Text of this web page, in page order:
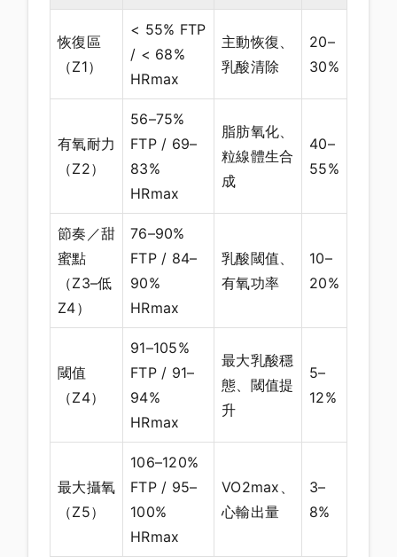
恢復區
（Z1）
< 55% FTP
/ < 68%
HRmax
主動恢復、
乳酸清除
20–
30%
有氧耐力
（Z2）
56–75%
FTP / 69–
83%
HRmax
脂肪氧化、
粒線體生合
成
40–
55%
節奏／甜
蜜點
（Z3–低
Z4）
76–90%
FTP / 84–
90%
HRmax
乳酸閾值、
有氧功率
10–
20%
閾值
（Z4）
91–105%
FTP / 91–
94%
HRmax
最大乳酸穩
態、閾值提
升
5–
12%
最大攝氧
（Z5）
106–120%
FTP / 95–
100%
HRmax
VO2max、
心輸出量
3–
8%